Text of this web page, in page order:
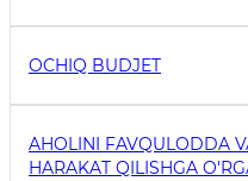
OCHIQ BUDJET
AHOLINI FAVQULODDA
HARAKAT QILISHGA